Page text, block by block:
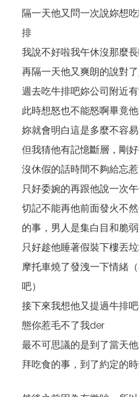
隔一天他又問一次說妳想
排
我說不好啦我午休沒那麼
再隔一天他又爽朗的說對
週去吃牛排吧妳公司附近
此時想怒也不能怒啊畢竟
妳就會明白這是多麼不容
但我猜他有記憶斷層，剛
沒休假的話時間不夠給忘惹
只好委婉的再跟他說一次
切記不能再他前面發火不
的事，男人是集白目和脆
只好趁他睡著假裝下樓丟
摩托車燒了發洩一下情緒
吧）
接下來我想他又提過牛排
態你惹毛不了我der
最不可思議的是到了當天
拜吃食的事，到了約定的